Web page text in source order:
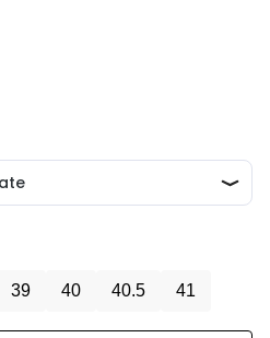
39 40 40.5 41